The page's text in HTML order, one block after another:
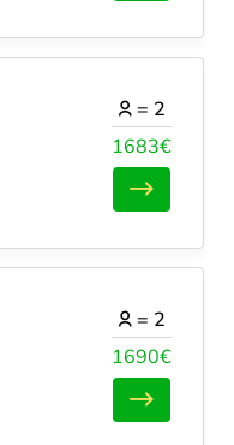
1683€
= 2
1690€
= 2